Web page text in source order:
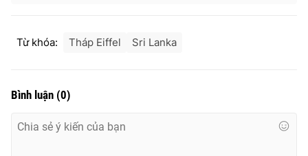
Từ khóa: Tháp Eiffel Sri Lanka
Bình luận (0)